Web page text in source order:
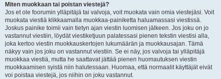
Miten muokkaan tai poistan viestejä?
Jos et ole foorumin ylläpitäjä tai valvoja, voit muokata vain omia viestejäsi. Voit
muokata viestiä klikkaamalla muokkaa-painiketta haluamassasi viestissä.
Joskus painike toimii vain tietyn ajan viestin luomisen jälkeen. Jos joku on jo
vastannut viestiin, löydät viestiketjuun palatessasi pienen tekstin viestisi alla,
joka kertoo viestin muokkauskertojen lukumäärän ja muokkausajan. Tämä
näkyy vain jos joku on vastannut viestiin. Se ei näy, jos valvoja tai ylläpitäjä
muokkaa viestiä, mutta he saattavat jättää pienen huomautuksen viestin
muokkaamisen syistä niin halutessaan. Huomaa, että normaalit käyttäjät eivät
voi poistaa viestejä, jos niihin on joku vastannut.